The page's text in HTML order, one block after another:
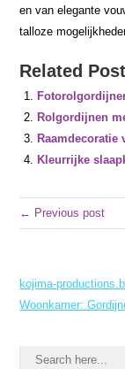
en van elegante
talloze
Related
Rolgordijnen
Raamdecoratie
Kleurrijke
← Previous post
kojima-
Woonkamer: